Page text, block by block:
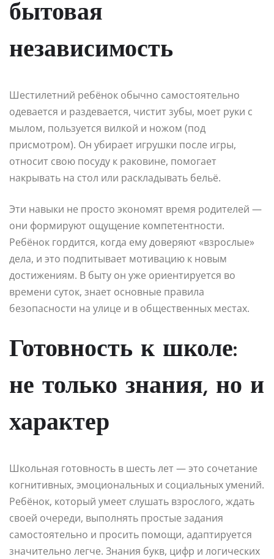
бытовая
независимость
Шестилетний ребёнок обычно самостоятельно
одевается и раздевается, чистит зубы, моет руки с
мылом, пользуется вилкой и ножом (под
присмотром). Он убирает игрушки после игры,
относит свою посуду к раковине, помогает
накрывать на стол или раскладывать бельё.
Эти навыки не просто экономят время родителей —
они формируют ощущение компетентности.
Ребёнок гордится, когда ему доверяют «взрослые»
дела, и это подпитывает мотивацию к новым
достижениям. В быту он уже ориентируется во
времени суток, знает основные правила
безопасности на улице и в общественных местах.
Готовность к школе:
не только знания, но и
характер
Школьная готовность в шесть лет — это сочетание
когнитивных, эмоциональных и социальных умений.
Ребёнок, который умеет слушать взрослого, ждать
своей очереди, выполнять простые задания
самостоятельно и просить помощи, адаптируется
значительно легче. Знания букв, цифр и логических